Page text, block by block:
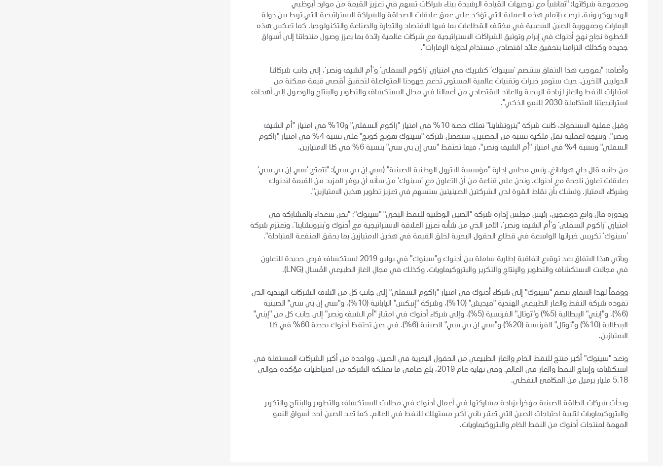
ومجموعة شركاتها: "تماشياً مع توجيهات القيادة الرشيدة ببناء شراكات تسهم في تعزيز القيمة من موارد أبوظبي
الهيدروكربونية، نرحب بإتمام هذه العملية التي تؤكد على عمق علاقات الصداقة والشراكة الاستراتيجية التي تربط بين دولة
الإمارات وجمهورية الصين الشعبية في مختلف القطاعات بما فيها الاقتصاد والتجارة والصناعة والتكنولوجيا. كما تعكس هذه
الخطوة نجاح نهج أدنوك في إبرام وتوثيق الشراكات الاستراتيجية مع شركات عالمية رائدة بما يعزز وصول منتجاتنا إلى أسواق
جديدة وكذلك التزامنا بتحقيق عائد اقتصادي مستدام لدولة الإمارات".
وأضاف: "بموجب هذا الاتفاق ستنضم ’سينوك‘ كشريك في امتيازي ’زاكوم السفلى‘ و’أم الشيف ونصر‘، إلى جانب شركائنا
الدوليين الآخرين، حيث ستوفر خبرات وتقنيات عالمية المستوى تدعم جهودنا المتواصلة لتحقيق أقصى قيمة ممكنة من
امتيازات النفط والغاز لزيادة الربحية والعائد الاقتصادي من أعمالنا في مجال الاستكشاف والتطوير والإنتاج والوصول إلى أهداف
استراتيجيتنا المتكاملة 2030 للنمو الذكي".
وقبل عملية الاستحواذ، كانت شركة "بتروتشاينا" تملك حصة 10% في امتياز "زاكوم السفلى" و10% في امتياز "أم الشيف
ونصر". ونتيجة لعملية نقل ملكية نسبة من الحصتين، ستحصل شركة "سينوك هونج كونج" على نسبة 4% في امتياز "زاكوم
السفلي" ونسبة 4% في امتياز "أم الشيف ونصر"، فيما تحتفظ "سي إن بي سي" بنسبة 6% في كلا الامتيازين.
من جانبه قال داي هوليانغ، رئيس مجلس إدارة "مؤسسة البترول الوطنية الصينية" (سي إن بي سي): "تتمتع ’سي إن بي سي‘
بعلاقات تعاون ناجحة مع أدنوك، ونحن على قناعة من أن التعاون مع ’سينوك‘ من شأنه أن يوفر المزيد من القيمة لأدنوك
وشركاء الامتياز. ولاشك بأن نقاط القوة لدى الشركتين الصينيتين ستسهم في تعزيز تطوير هذين الامتيازين".
وبدوره قال وانغ دونغجين، رئيس مجلس إدارة شركة "الصين الوطنية للنفط البحري" "سينوك": "نحن سعداء بالمشاركة في
امتيازي ’زاكوم السفلى‘ و’أم الشيف ونصر‘، الأمر الذي من شأنه تعزيز العلاقة الاستراتيجية مع أدنوك و’بتروتشاينا‘. وتعتزم شركة
’سينوك‘ تكريس خبراتها الواسعة في قطاع الحقول البحرية لخلق القيمة في هذين الامتيازين بما يحقق المنفعة المتبادلة".
ويأتي هذا الاتفاق بعد توقيع اتفاقية إطارية شاملة بين أدنوك و"سينوك" في يوليو 2019 لاستكشاف فرص جديدة للتعاون
في مجالات الاستكشاف والتطوير والإنتاج والتكرير والبتروكيماويات، وكذلك في مجال الغاز الطبيعي المُسال (LNG).
ووفقاً لهذا الاتفاق تنضم "سينوك" إلى شركاء أدنوك في امتياز "زاكوم السفلي" إلى جانب كل من ائتلاف الشركات الهندية الذي
تقوده شركة النفط والغاز الطبيعي الهندية "فيديش" (10%)، وشركة "إنبكس" اليابانية (10%)، و"سي إن بي سي" الصينية
(6%)، و"إيني" الإيطالية (5%) و"توتال" الفرنسية (5%)، وإلى شركاء أدنوك في امتياز "أم الشيف ونصر" إلى جانب كل من "إيني"
الإيطالية (10%) و"توتال" الفرنسية (20%) و"سي إن بي سي" الصينية (6%)، في حين تحتفظ أدنوك بحصة 60% في كلا
الامتيازين.
وتعد "سينوك" أكبر منتج للنفط الخام والغاز الطبيعي من الحقول البحرية في الصين، وواحدة من أكبر الشركات المستقلة في
استكشاف وإنتاج النفط والغاز في العالم. وفي نهاية عام 2019، بلغ صافي ما تمتلكه الشركة من احتياطيات مؤكدة حوالي
5.18 مليار برميل من المكافئ النفطي.
وبدأت شركات الطاقة الصينية مؤخراً بزيادة مشاركتها في أعمال أدنوك في مجالات الاستكشاف والتطوير والإنتاج والتكرير
والبتروكيماويات لتلبية احتياجات الصين التي تعتبر ثاني أكبر مستهلك للنفط في العالم. كما تعد الصين أحد أسواق النمو
المهمة لمنتجات أدنوك من النفط الخام والبتروكيماويات.